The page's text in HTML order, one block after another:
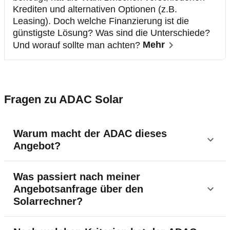
Krediten und alternativen Optionen (z.B.
Leasing). Doch welche Finanzierung ist die
günstigste Lösung? Was sind die Unterschiede?
Und worauf sollte man achten? Mehr
Fragen zu ADAC Solar
Warum macht der ADAC dieses
Angebot?
Elektromobilität und die Erzeugung von
nachhaltigem Strom mit einer Solaranlage
ergänzen sich perfekt. Elektroautos parken häufig
Was passiert nach meiner
Angebotsanfrage über den
Solarrechner?